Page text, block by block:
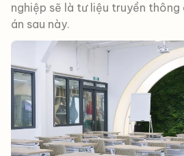
nghiệp sẽ là tư liệu truyền
án sau này.